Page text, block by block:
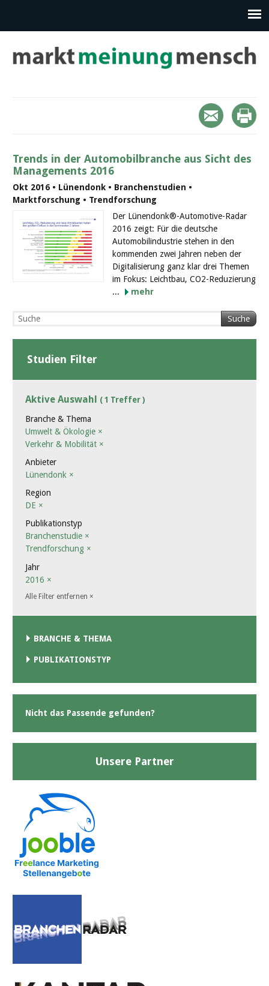
Trends in der Automobilbranche aus Sicht des
Managements 2016
Okt 2016 • Lünendonk • Branchenstudien •
Marktforschung • Trendforschung
Der Lünendonk®-Automotive-Radar
2016 zeigt: Für die deutsche
Automobilindustrie stehen in den
kommenden zwei Jahren neben der
Digitalisierung ganz klar drei Themen
im Fokus: Leichtbau, CO2-Reduzierung
...
mehr
Suche
Studien Filter
Aktive Auswahl ( 1 Treffer )
Branche & Thema
Umwelt & Ökologie ×
Verkehr & Mobilität ×
Anbieter
Lünendonk ×
Region
DE ×
Publikationstyp
Branchenstudie ×
Trendforschung ×
Jahr
2016 ×
Alle Filter entfernen ×
BRANCHE & THEMA
PUBLIKATIONSTYP
Nicht das Passende gefunden?
Unsere Partner